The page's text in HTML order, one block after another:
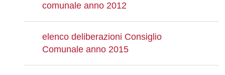
comunale anno 2012
elenco deliberazioni Consiglio
Comunale anno 2015